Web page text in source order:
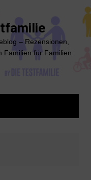
– Rezensionen,
Familien für Familien